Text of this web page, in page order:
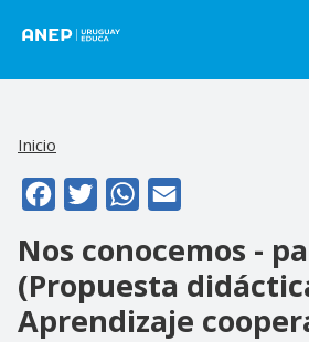
Inicio
FacebookTwitterWhatsApp
Nos conocemos -
(Propuesta
Aprendizaje